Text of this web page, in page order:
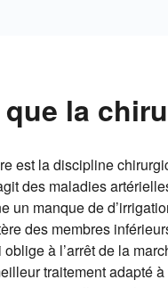
la
est la discipline
des maladies
un manque de
des membres
à l’arrêt de la
traitement adapté